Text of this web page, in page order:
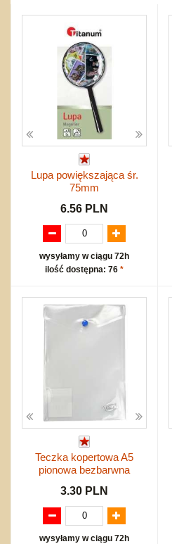
Okolicznościowe i świąteczne
Dźwiekowe
Bajkowe
Karuzelki
Maty do zabawy
Do rozkręcania
Mebelkido siatkówki
do koszykówki
Wyprzedaż
Promocje
Zakupy hurtowe
Koszty przesyłki
Regulamin
Mapa produktów
Lupa powiększająca śr.
75mm
6.56 PLN
wysyłamy w ciągu 72h
ilość dostępna: 76 *
Teczka kopertowa A5
pionowa bezbarwna
3.30 PLN
wysyłamy w ciągu 72h